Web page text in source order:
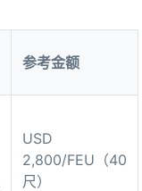
参考金额
USD
2,800/FEU（40
尺）